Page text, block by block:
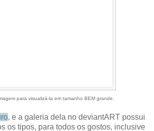
para visualizá-la em tamanho BEM grande.
, e a galeria dela no deviantART possui
os tipos, para todos os gostos, inclusive